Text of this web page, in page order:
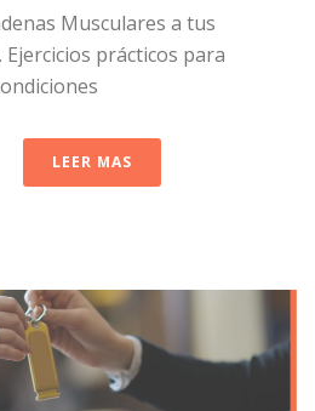
Musculares a tus
Ejercicios prácticos para
LEER MAS